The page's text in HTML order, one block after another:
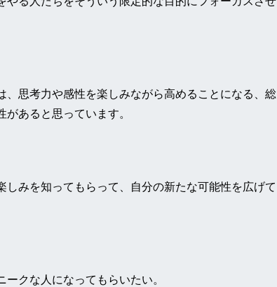
思考力や感性を楽しみながら高めることになる、総
あると思っています。
みを知ってもらって、自分の新たな可能性を広げて
クな人になってもらいたい。